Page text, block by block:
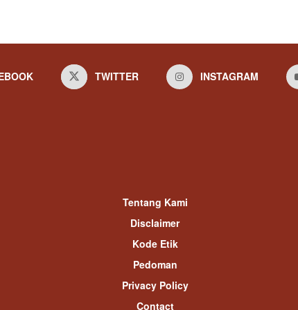
TWITTER INSTAGRAM
Tentang Kami
Disclaimer
Kode Etik
Pedoman
Privacy Policy
Contact